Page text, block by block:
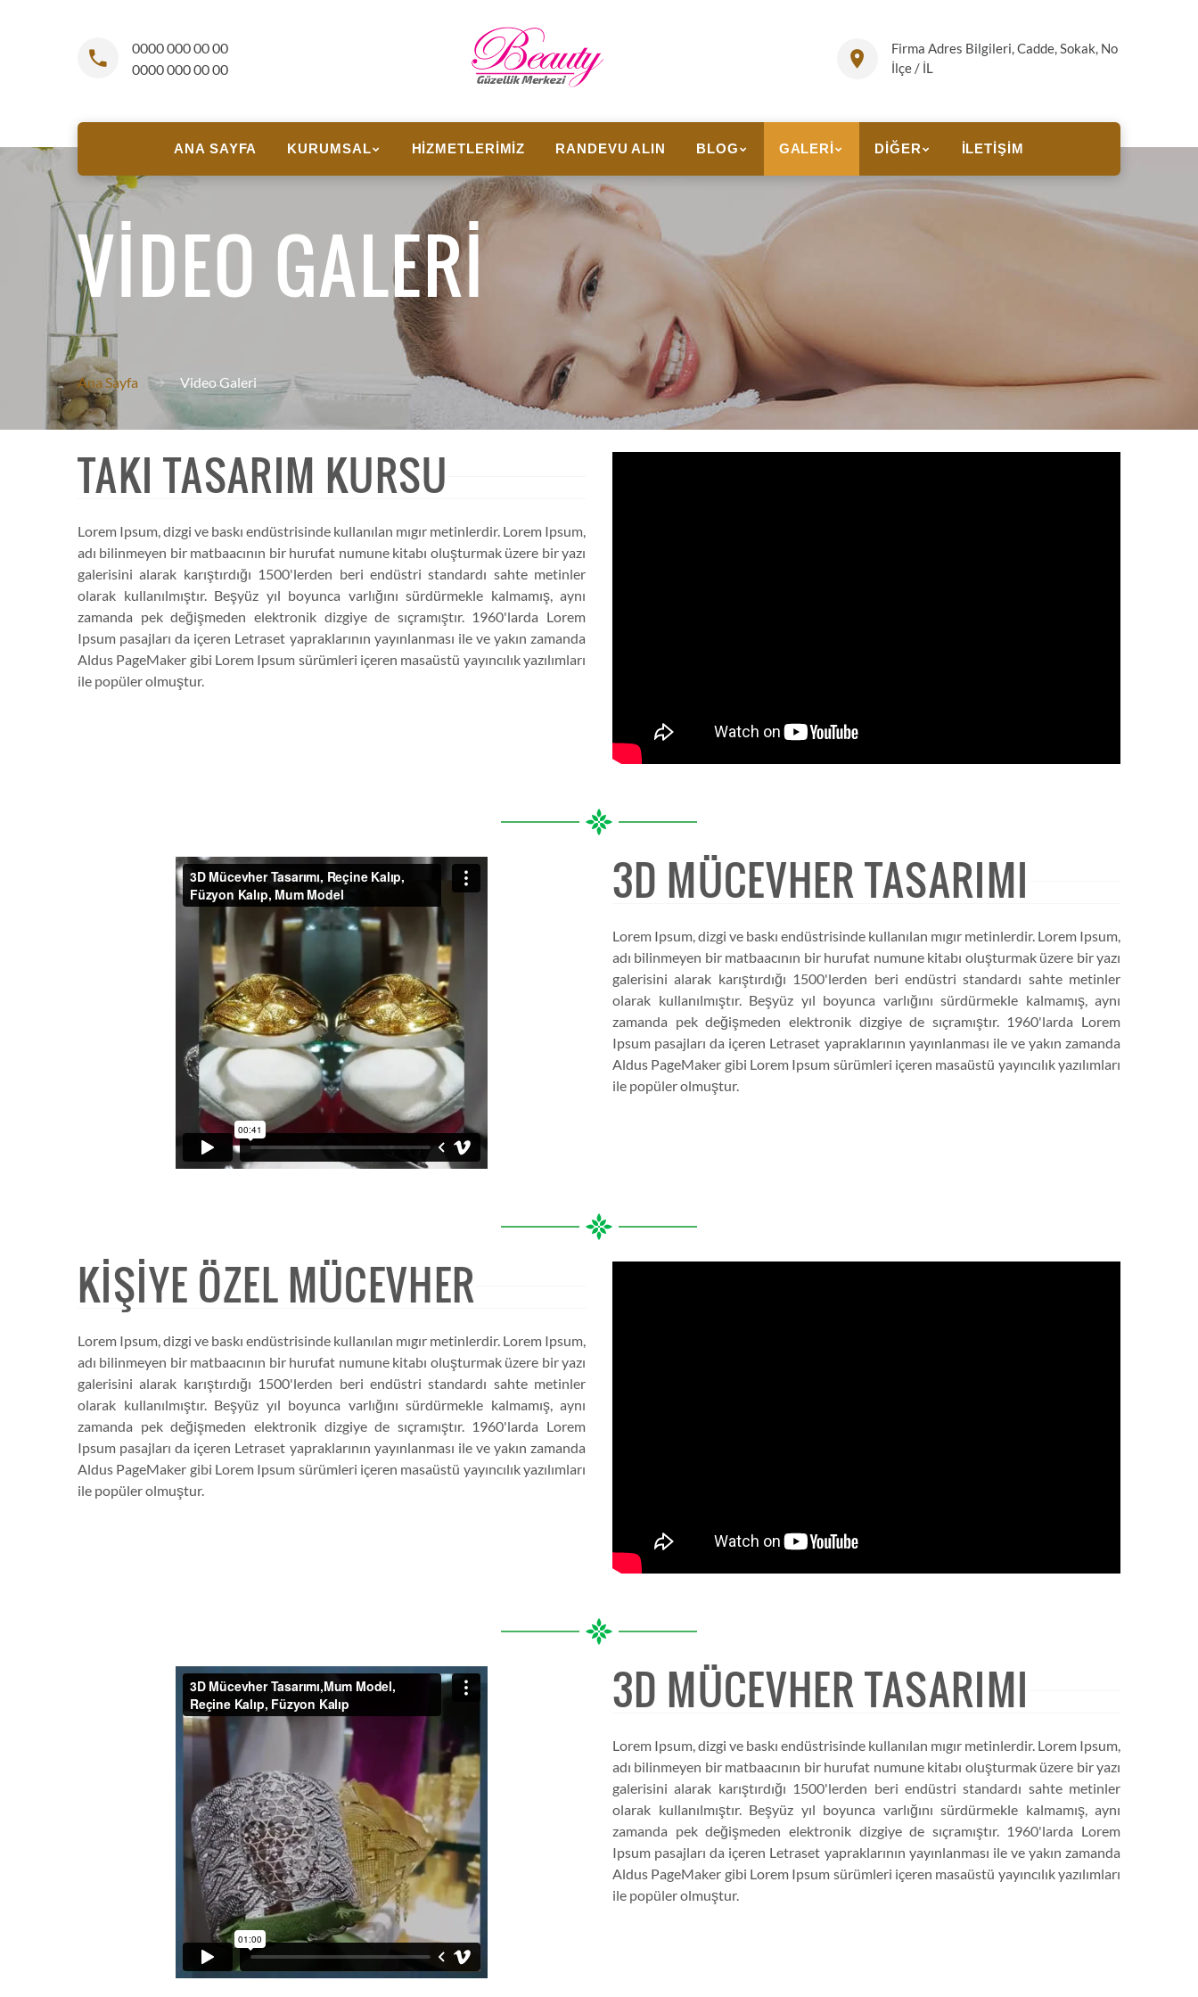
0000 000 00 00
0000 000 00 00
Firma Adres Bilgileri, Cadde, Sokak, No
İlçe / İL
ANA SAYFA KURUMSAL HIZMETLERIMIZ RANDEVU ALIN BLOG GALERI DIĞER İLETIŞIM
VIDEO GALERI
Ana Sayfa Video Galeri
TAKI TASARIM KURSU
Lorem Ipsum, dizgi ve baskı endüstrisinde kullanılan mıgır metinlerdir. Lorem Ipsum,
adı bilinmeyen bir matbaacının bir hurufat numune kitabı oluşturmak üzere bir yazı
galerisini alarak karıştırdığı 1500'lerden beri endüstri standardı sahte metinler
olarak kullanılmıştır. Beşyüz yıl boyunca varlığını sürdürmekle kalmamış, aynı
zamanda pek değişmeden elektronik dizgiye de sıçramıştır. 1960'larda Lorem
Ipsum pasajları da içeren Letraset yapraklarının yayınlanması ile ve yakın zamanda
Aldus PageMaker gibi Lorem Ipsum sürümleri içeren masaüstü yayıncılık yazılımları
ile popüler olmuştur.
3D MÜCEVHER TASARIMI
Lorem Ipsum, dizgi ve baskı endüstrisinde kullanılan mıgır metinlerdir. Lorem Ipsum,
adı bilinmeyen bir matbaacının bir hurufat numune kitabı oluşturmak üzere bir yazı
galerisini alarak karıştırdığı 1500'lerden beri endüstri standardı sahte metinler
olarak kullanılmıştır. Beşyüz yıl boyunca varlığını sürdürmekle kalmamış, aynı
zamanda pek değişmeden elektronik dizgiye de sıçramıştır. 1960'larda Lorem
Ipsum pasajları da içeren Letraset yapraklarının yayınlanması ile ve yakın zamanda
Aldus PageMaker gibi Lorem Ipsum sürümleri içeren masaüstü yayıncılık yazılımları
ile popüler olmuştur.
KIŞIYE ÖZEL MÜCEVHER
Lorem Ipsum, dizgi ve baskı endüstrisinde kullanılan mıgır metinlerdir. Lorem Ipsum,
adı bilinmeyen bir matbaacının bir hurufat numune kitabı oluşturmak üzere bir yazı
galerisini alarak karıştırdığı 1500'lerden beri endüstri standardı sahte metinler
olarak kullanılmıştır. Beşyüz yıl boyunca varlığını sürdürmekle kalmamış, aynı
zamanda pek değişmeden elektronik dizgiye de sıçramıştır. 1960'larda Lorem
Ipsum pasajları da içeren Letraset yapraklarının yayınlanması ile ve yakın zamanda
Aldus PageMaker gibi Lorem Ipsum sürümleri içeren masaüstü yayıncılık yazılımları
ile popüler olmuştur.
3D MÜCEVHER TASARIMI
Lorem Ipsum, dizgi ve baskı endüstrisinde kullanılan mıgır metinlerdir. Lorem Ipsum,
adı bilinmeyen bir matbaacının bir hurufat numune kitabı oluşturmak üzere bir yazı
galerisini alarak karıştırdığı 1500'lerden beri endüstri standardı sahte metinler
olarak kullanılmıştır. Beşyüz yıl boyunca varlığını sürdürmekle kalmamış, aynı
zamanda pek değişmeden elektronik dizgiye de sıçramıştır. 1960'larda Lorem
Ipsum pasajları da içeren Letraset yapraklarının yayınlanması ile ve yakın zamanda
Aldus PageMaker gibi Lorem Ipsum sürümleri içeren masaüstü yayıncılık yazılımları
ile popüler olmuştur.